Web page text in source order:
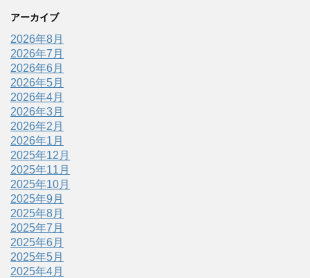
アーカイブ
2026年8月
2026年7月
2026年6月
2026年5月
2026年4月
2026年3月
2026年2月
2026年1月
2025年12月
2025年11月
2025年10月
2025年9月
2025年8月
2025年7月
2025年6月
2025年5月
2025年4月